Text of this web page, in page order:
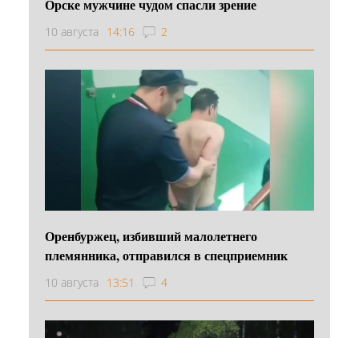
Орске мужчине чудом спасли зрение
10 августа 14:16 2
Оренбуржец, избивший малолетнего
племянника, отправился в спецприемник
10 августа 13:51 4